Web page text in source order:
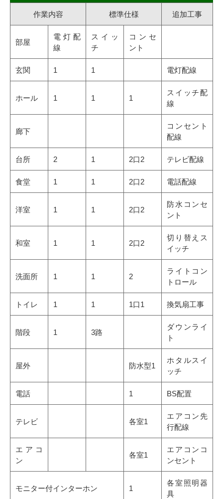
作業内容 標準仕様 追加工事
部屋
電灯配
線
スイッ
チ
コンセ
ント
玄関 1 1 電灯配線
ホール 1 1 1
スイッチ配
線
廊下
コンセント
配線
台所 2 1 2口2 テレビ配線
食堂 1 1 2口2 電話配線
洋室 1 1 2口2
防水コンセ
ント
和室 1 1 2口2
切り替えス
イッチ
洗面所 1 1 2
ライトコン
トロール
トイレ 1 1 1口1 換気扇工事
階段 1 3路
ダウンライ
ト
屋外 防水型1
ホタルスイ
ッチ
電話 1 BS配置
テレビ 各室1
エアコン先
行配線
エアコ
ン
各室1
エアコンコ
ンセント
モニター付インターホン 1
各室照明器
具